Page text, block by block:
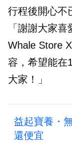
行程後開心不
「謝謝大家
Whale Store
容，希望能在
大家！」
益起寶養・
還便宜